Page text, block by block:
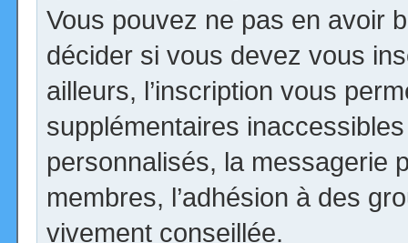
Vous pouvez ne pas en avoir
décider si vous devez vous
ailleurs, l’inscription vous
supplémentaires
personnalisés, la messagerie
membres, l’adhésion à des
vivement conseillée.